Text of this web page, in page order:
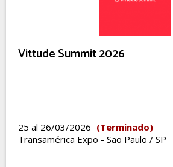
Vittude Summit 2026
25 al 26/03/2026 (Terminado)
Transamérica Expo - São Paulo / SP